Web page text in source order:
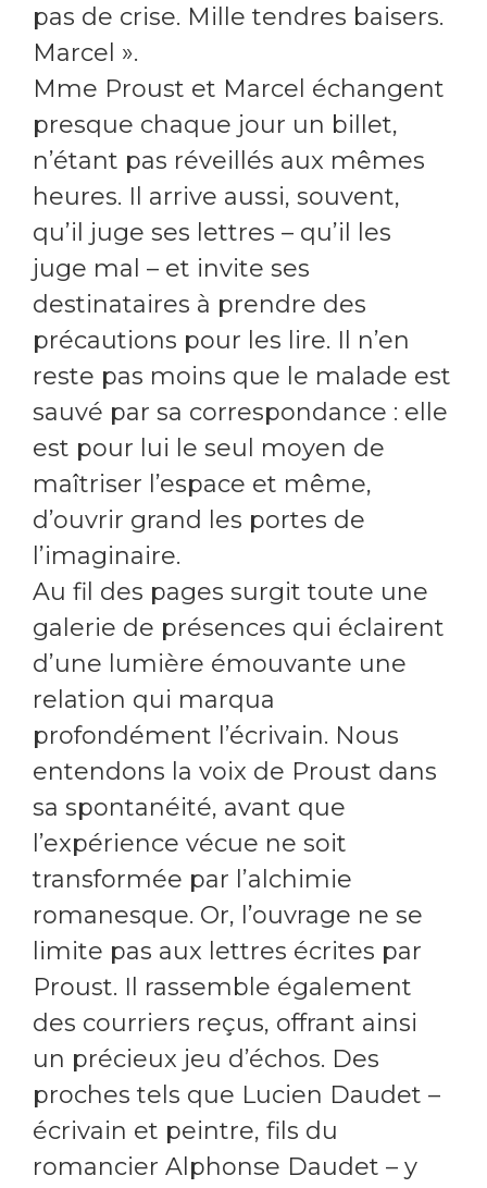
pas de crise. Mille tendres baisers.
Marcel ».
Mme Proust et Marcel échangent
presque chaque jour un billet,
n’étant pas réveillés aux mêmes
heures. Il arrive aussi, souvent,
qu’il juge ses lettres – qu’il les
juge mal – et invite ses
destinataires à prendre des
précautions pour les lire. Il n’en
reste pas moins que le malade est
sauvé par sa correspondance : elle
est pour lui le seul moyen de
maîtriser l’espace et même,
d’ouvrir grand les portes de
l’imaginaire.
Au fil des pages surgit toute une
galerie de présences qui éclairent
d’une lumière émouvante une
relation qui marqua
profondément l’écrivain. Nous
entendons la voix de Proust dans
sa spontanéité, avant que
l’expérience vécue ne soit
transformée par l’alchimie
romanesque. Or, l’ouvrage ne se
limite pas aux lettres écrites par
Proust. Il rassemble également
des courriers reçus, offrant ainsi
un précieux jeu d’échos. Des
proches tels que Lucien Daudet –
écrivain et peintre, fils du
romancier Alphonse Daudet – y